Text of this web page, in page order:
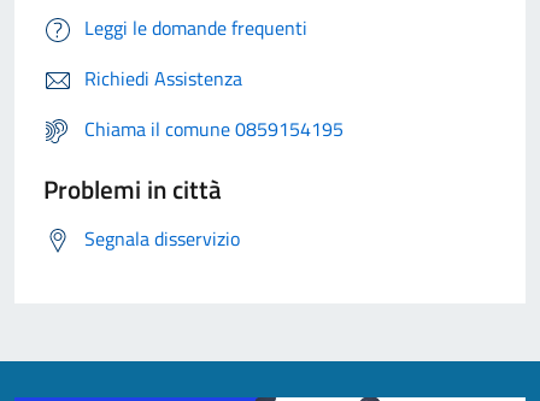
Leggi le domande frequenti
Richiedi Assistenza
Chiama il comune 0859154195
Problemi in città
Segnala disservizio